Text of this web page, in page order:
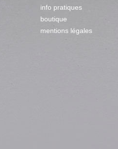
info pratiques
boutique
mentions légales